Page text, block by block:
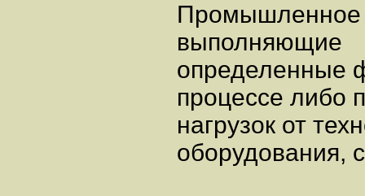
Промышленное
выполняющие
определенные
процессе либо
нагрузок от
оборудования,